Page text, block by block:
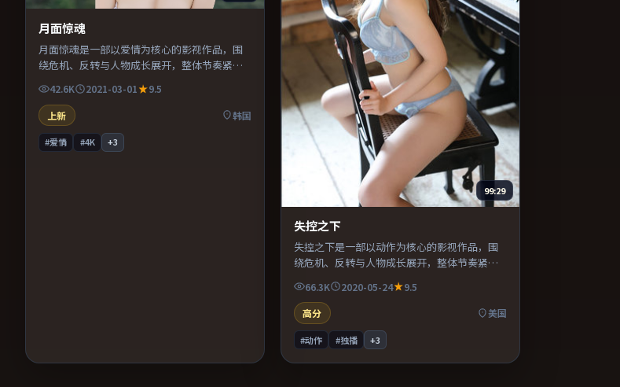
月面惊魂
月面惊魂是一部以爱情为核心的影视作品，围
绕危机、反转与人物成长展开，整体节奏紧
凑，值得推荐观看。
42.6K 2021-03-01
9.5
上新
韩国
#爱情 #4K +3
99:29
失控之下
失控之下是一部以动作为核心的影视作品，围
绕危机、反转与人物成长展开，整体节奏紧
凑，值得推荐观看。
66.3K 2020-05-24
9.5
高分
美国
#动作 #独播 +3